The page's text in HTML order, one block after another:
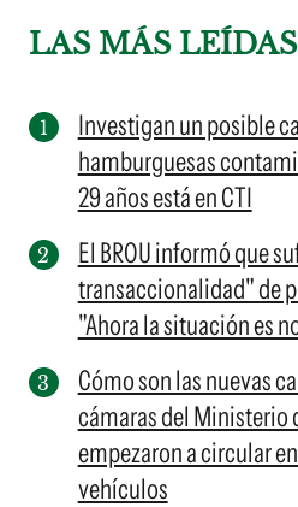
LAS MÁS LEÍDAS
Investigan un posible
hamburguesas
29 años está en CTI
El BROU informó que
transaccionalidad" de
"Ahora la situación es
Cómo son las nuevas
cámaras del Ministerio
empezaron a circular
vehículos